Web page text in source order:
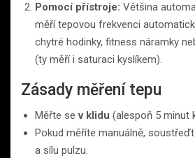
Pomocí přístroje: Většina
měří tepovou frekvenci
chytré hodinky, fitness náramky
(ty měří i saturaci kyslíkem).
Zásady měření tepu
Měřte sev klidu (alespoň 5 minut
Pokud měříte manuálně,
a sílu pulzu.